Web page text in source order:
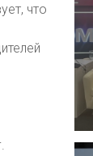
что